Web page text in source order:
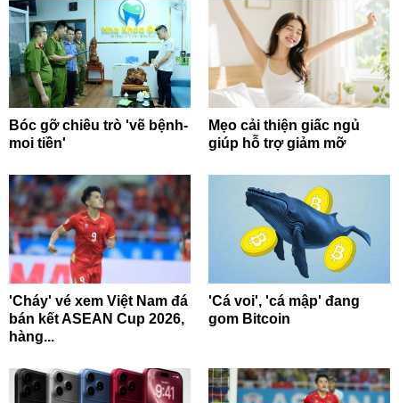
Bóc gỡ chiêu trò 'vẽ bệnh-
moi tiền'
Mẹo cải thiện giấc ngủ
giúp hỗ trợ giảm mỡ
'Cháy' vé xem Việt Nam đá
bán kết ASEAN Cup 2026,
hàng...
'Cá voi', 'cá mập' đang
gom Bitcoin